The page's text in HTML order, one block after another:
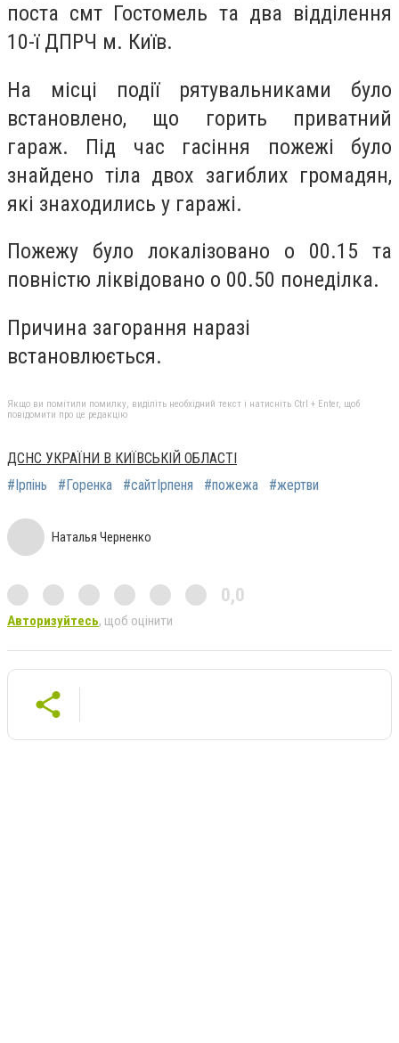
поста смт Гостомель та два відділення
10-ї ДПРЧ м. Київ.
На місці події рятувальниками було
встановлено, що горить приватний
гараж. Під час гасіння пожежі було
знайдено тіла двох загиблих громадян,
які знаходились у гаражі.
Пожежу було локалізовано о 00.15 та
повністю ліквідовано о 00.50 понеділка.
Причина загорання наразі
встановлюється.
Якщо ви помітили помилку, виділіть необхідний текст і натисніть Ctrl + Enter, щоб
повідомити про це редакцію
ДСНС УКРАЇНИ В КИЇВСЬКІЙ ОБЛАСТІ
#Ірпінь
#Горенка #сайтІрпеня #пожежа #жертви
Наталья Черненко
0,0
Авторизуйтесь, щоб оцінити